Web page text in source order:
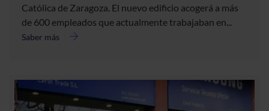
Católica de Zaragoza. El nuevo edificio acogerá a más
de 600 empleados que actualmente trabajaban en...
Saber más
acerca
traslada
sede